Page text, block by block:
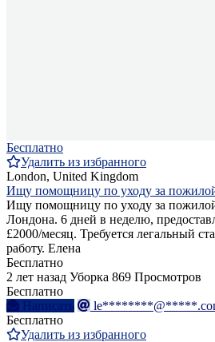
Бесплатно
Удалить из избранного
London, United Kingdom
Ищу помощницу по уходу за
Ищу помощницу по уходу за
Лондона. 6 дней в неделю,
£2000/месяц. Требуется легальный
работу. Елена
Бесплатно
2 лет назад Уборка 869 Просмотров
Бесплатно
Написать
Бесплатно
Удалить из избранного